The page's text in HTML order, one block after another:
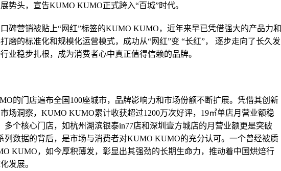
势头，宣告KUMO KUMO正式跨入“百城”时代。
碑营销被贴上“网红”标签的KUMO KUMO，近年来早已凭借强大的产品力和
磨的标准化和规模化运营模式，成功从“网红”变 “长红”， 逐步走向了长久发
业稳步扎根，成为消费者心中真正值得信赖的品牌。
的门店遍布全国100座城市，品牌影响力和市场份额不断扩展。凭借其创新
场洞察，KUMO KUMO累计收获超过1200万次好评，19㎡单店月营业额稳
多个核心门店，如杭州湖滨银泰in77店和深圳壹方城店的月营业额更是突破
数据的背后，是市场与消费者对KUMO KUMO的充分认可。一个曾经被质
KUMO，如今厚积薄发，彰显出其强劲的长期生命力，推动着中国烘焙行
发展。